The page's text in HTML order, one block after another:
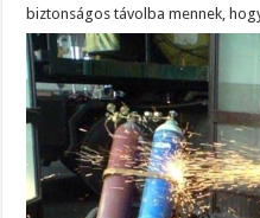
biztonságos távolba mennek,